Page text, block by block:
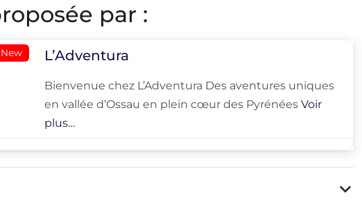
par :
New L’Adventura
Bienvenue chez L’Adventura Des aventures uniques
en vallée d’Ossau en plein cœur des PyrénéesVoir
plus…